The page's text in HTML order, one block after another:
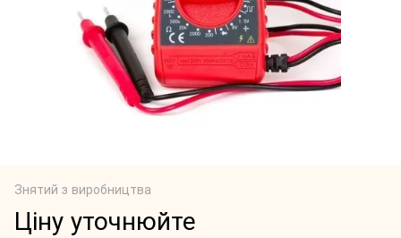
Знятий з виробництва
Ціну уточнюйте